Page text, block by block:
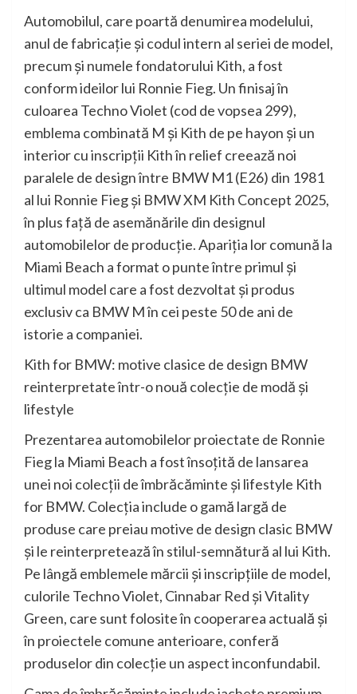
Automobilul, care poartă denumirea modelului,
anul de fabricaţie şi codul intern al seriei de model,
precum şi numele fondatorului Kith, a fost
conform ideilor lui Ronnie Fieg. Un finisaj în
culoarea Techno Violet (cod de vopsea 299),
emblema combinată M şi Kith de pe hayon şi un
interior cu inscripţii Kith în relief creează noi
paralele de design între BMW M1 (E26) din 1981
al lui Ronnie Fieg şi BMW XM Kith Concept 2025,
în plus faţă de asemănările din designul
automobilelor de producţie. Apariţia lor comună la
Miami Beach a format o punte între primul şi
ultimul model care a fost dezvoltat şi produs
exclusiv ca BMW M în cei peste 50 de ani de
istorie a companiei.
Kith for BMW: motive clasice de design BMW
reinterpretate într-o nouă colecţie de modă şi
lifestyle
Prezentarea automobilelor proiectate de Ronnie
Fieg la Miami Beach a fost însoţită de lansarea
unei noi colecţii de îmbrăcăminte şi lifestyle Kith
for BMW. Colecţia include o gamă largă de
produse care preiau motive de design clasic BMW
şi le reinterpretează în stilul-semnătură al lui Kith.
Pe lângă emblemele mărcii şi inscripţiile de model,
culorile Techno Violet, Cinnabar Red şi Vitality
Green, care sunt folosite în cooperarea actuală şi
în proiectele comune anterioare, conferă
produselor din colecţie un aspect inconfundabil.